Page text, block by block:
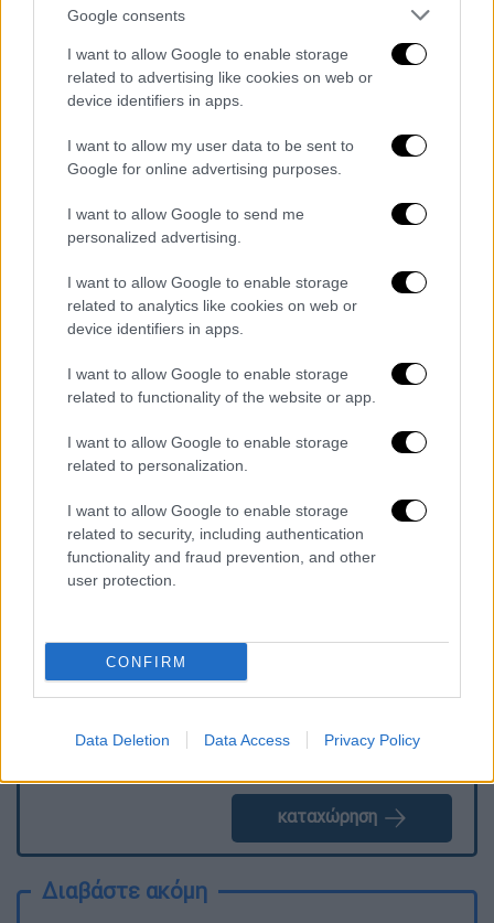
Google consents
I want to allow Google to enable storage
related to advertising like cookies on web or
device identifiers in apps.
I want to allow my user data to be sent to
Google for online advertising purposes.
I want to allow Google to send me
personalized advertising.
I want to allow Google to enable storage
related to analytics like cookies on web or
device identifiers in apps.
I want to allow Google to enable storage
related to functionality of the website or app.
I want to allow Google to enable storage
related to personalization.
I want to allow Google to enable storage
related to security, including authentication
functionality and fraud prevention, and other
user protection.
CONFIRM
Data Deletion Data Access Privacy Policy
Ένας άλλος οδηγός ειδοποίησε τις Aρχές, οι
οποίες προχώρησαν σε διακοπή της
κυκλοφορίας στα διόδια Κλόκοβας. Ο
οδηγός συνελήφθη από την Τροχαία και
διαπιστώθηκε ότι δεν είχε καταναλώσει
αλκόολ. Ο ίδιος υποστήριξε ότι έκανε λάθος
Τα σχολιά σας δημοσιεύονται άμεσα με δική σας ευθύνη. Το
ΕΘΝΟΣ θα παρεμβαίνει και τα προσβλητικά σχόλια θα
διαγράφονται
καταχώρηση
Διαβάστε ακόμη